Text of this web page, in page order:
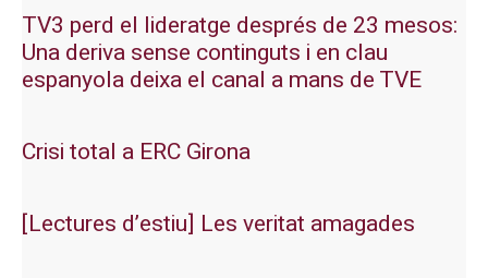
TV3 perd el lideratge després de 23 mesos:
Una deriva sense continguts i en clau
espanyola deixa el canal a mans de TVE
Crisi total a ERC Girona
[Lectures d’estiu] Les veritat amagades